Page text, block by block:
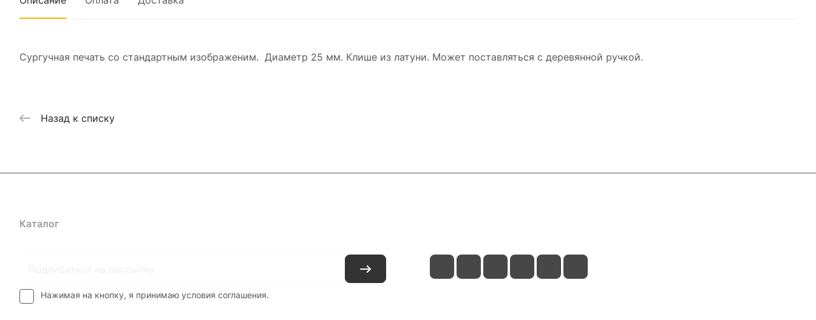
Сургучная печать со стандартным изображеним. Диаметр 25 мм. Клише из латуни. Может поставляться с деревянной ручкой.
Назад к списку
Каталог
Нажимая на кнопку, я принимаю условия соглашения.